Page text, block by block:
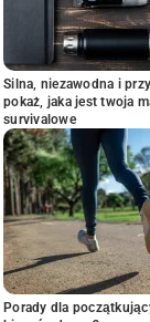
Silna, niezawodna i
pokaż, jaka jest twoja
survivalowe
Porady dla